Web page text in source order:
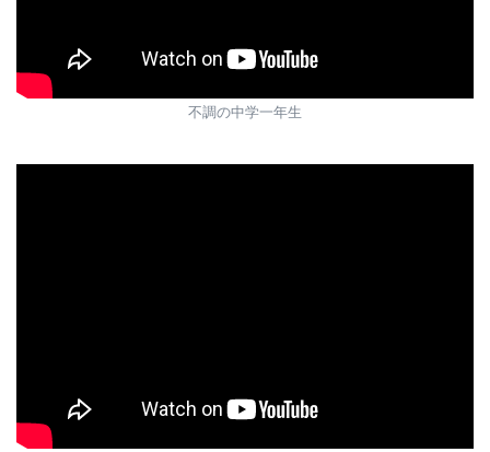
不調の中学一年生